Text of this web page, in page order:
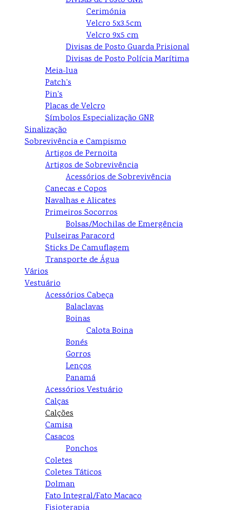
Cerimónia
Velcro 5x3.5cm
Velcro 9x5 cm
Divisas de Posto Guarda Prisional
Divisas de Posto Polícia Marítima
Meia-lua
Patch's
Pin's
Placas de Velcro
Símbolos Especialização GNR
Sinalização
Sobrevivência e Campismo
Artigos de Pernoita
Artigos de Sobrevivência
Acessórios de Sobrevivência
Canecas e Copos
Navalhas e Alicates
Primeiros Socorros
Bolsas/Mochilas de Emergência
Pulseiras Paracord
Sticks De Camuflagem
Transporte de Água
Vários
Vestuário
Acessórios Cabeça
Balaclavas
Boinas
Calota Boina
Bonés
Gorros
Lenços
Panamá
Acessórios Vestuário
Calças
Calções
Camisa
Casacos
Ponchos
Coletes
Coletes Táticos
Dolman
Fato Integral/Fato Macaco